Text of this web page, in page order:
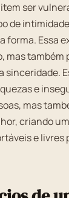
ser
de
forma. Essa
mas também
sinceridade.
e
mas
criando
e livres